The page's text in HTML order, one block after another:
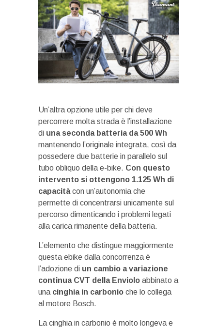
Un’altra opzione utile per chi deve
percorrere molta strada è l’installazione
di una seconda batteria da 500 Wh
mantenendo l’originale integrata, così da
possedere due batterie in parallelo sul
tubo obliquo della e-bike. Con questo
intervento si ottengono 1.125 Wh di
capacitàcon un’autonomia che
permette di concentrarsi unicamente sul
percorso dimenticando i problemi legati
alla carica rimanente della batteria.
L’elemento che distingue maggiormente
questa ebike dalla concorrenza è
l’adozione di un cambio a variazione
continua CVT della Enviolo abbinato a
una cinghia in carbonio che lo collega
al motore Bosch.
La cinghia in carbonio è molto longeva e